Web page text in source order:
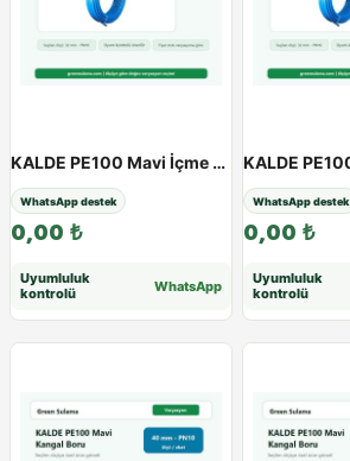
KALDE PE100 Mavi İçme Suyu Kangal Boru | 20 - 63 mm | PN10 - PN16 - 32 / 10Atü
WhatsApp destek
0,00 ₺
Uyumluluk
kontrolü
WhatsApp
WhatsApp destek
0,00 ₺
Uyumluluk
kontrolü